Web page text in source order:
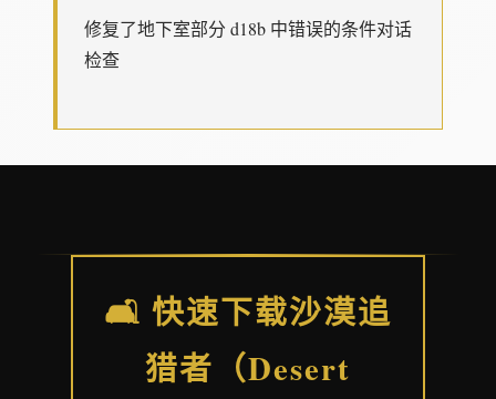
修复了地下室部分 d18b 中错误的条件对话
检查
🛋️ 快速下载沙漠追
猎者（Desert